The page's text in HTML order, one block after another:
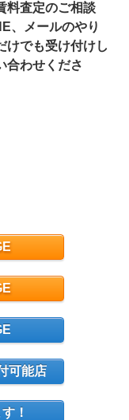
料査定のご相談
、メールのやり
けでも受け付けし
合わせくださ
可能店
！